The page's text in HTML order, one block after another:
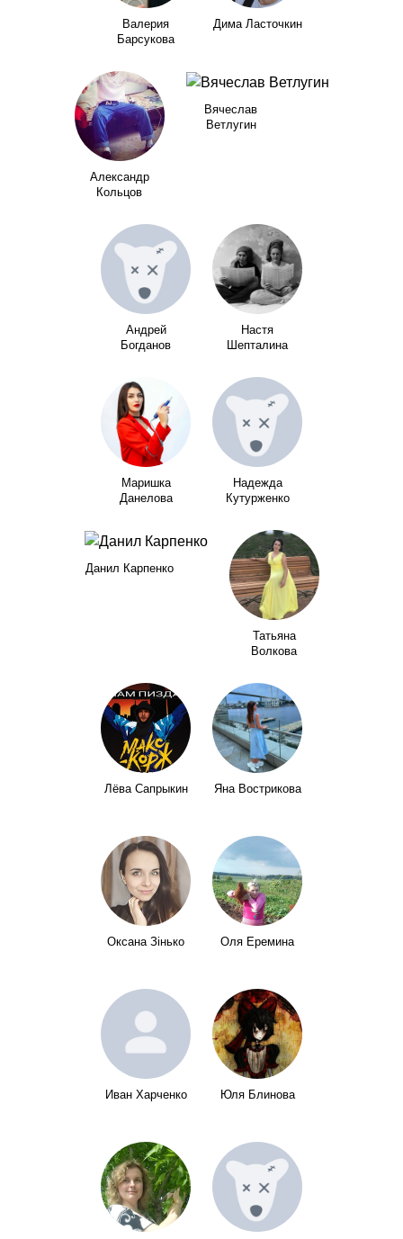
Валерия
Барсукова
Дима Ласточкин
Александр
Кольцов
Вячеслав
Ветлугин
Андрей
Богданов
Настя
Шепталина
Маришка
Данелова
Надежда
Кутурженко
Данил Карпенко
Татьяна
Волкова
Лёва Сапрыкин Яна Вострикова
Оксана Зінько Оля Еремина
Иван Харченко Юля Блинова